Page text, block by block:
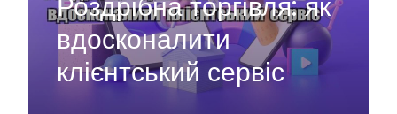
вдосконалити
клієнтський сервіс